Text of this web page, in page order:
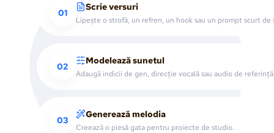
01
Scrie versuri
Lipește o strofă, un refren, un hook sau un prompt scurt de
02
Modelează sunetul
Adaugă indicii de gen, direcție vocală sau audio de
03
Generează melodia
Creează o piesă gata pentru proiecte de studio.